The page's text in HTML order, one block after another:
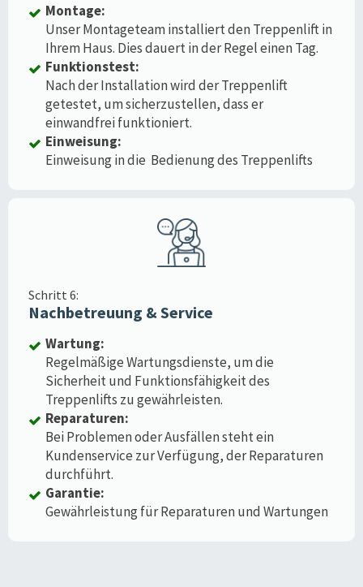
Montage:
Unser Montageteam installiert den Treppenlift in
Ihrem Haus. Dies dauert in der Regel einen Tag.
Funktionstest:
Nach der Installation wird der Treppenlift
getestet, um sicherzustellen, dass er
einwandfrei funktioniert.
Einweisung:
Einweisung in die Bedienung des Treppenlifts
Schritt 6:
Nachbetreuung & Service
Wartung:
Regelmäßige Wartungsdienste, um die
Sicherheit und Funktionsfähigkeit des
Treppenlifts zu gewährleisten.
Reparaturen:
Bei Problemen oder Ausfällen steht ein
Kundenservice zur Verfügung, der Reparaturen
durchführt.
Garantie:
Gewährleistung für Reparaturen und Wartungen